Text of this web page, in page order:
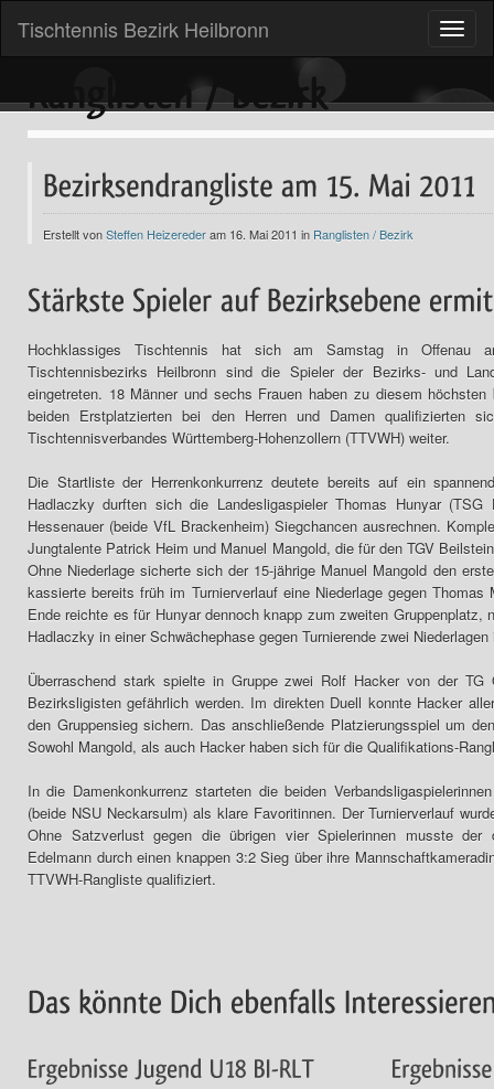
Toggle
Tischtennis Bezirk Heilbronn
Erstellt vonSteffen Heizerederam 16. Mai 2011 in Ranglisten / Bezirk
Hochklassiges Tischtennis hat sich am Samstag in Offenau
Tischtennisbezirks Heilbronn sind die Spieler der Bezirks- und
eingetreten. 18 Männer und sechs Frauen haben zu diesem
beiden Erstplatzierten bei den Herren und Damen qualifizierten
Tischtennisverbandes Württemberg-Hohenzollern (TTVWH) weiter.
Die Startliste der Herrenkonkurrenz deutete bereits auf ein
Hadlaczky durften sich die Landesligaspieler Thomas Hunyar
Hessenauer (beide VfL Brackenheim) Siegchancen ausrechnen.
Jungtalente Patrick Heim und Manuel Mangold, die für den TGV
Ohne Niederlage sicherte sich der 15-jährige Manuel Mangold den
kassierte bereits früh im Turnierverlauf eine Niederlage gegen
Ende reichte es für Hunyar dennoch knapp zum zweiten
Hadlaczky in einer Schwächephase gegen Turnierende zwei
Überraschend stark spielte in Gruppe zwei Rolf Hacker von der
Bezirksligisten gefährlich werden. Im direkten Duell konnte Hacker
den Gruppensieg sichern. Das anschließende Platzierungsspiel um
Sowohl Mangold, als auch Hacker haben sich für die Qualifikations-
In die Damenkonkurrenz starteten die beiden
(beide NSU Neckarsulm) als klare Favoritinnen. Der Turnierverlauf
Ohne Satzverlust gegen die übrigen vier Spielerinnen musste der
Edelmann durch einen knappen 3:2 Sieg über ihre
TTVWH-Rangliste qualifiziert.